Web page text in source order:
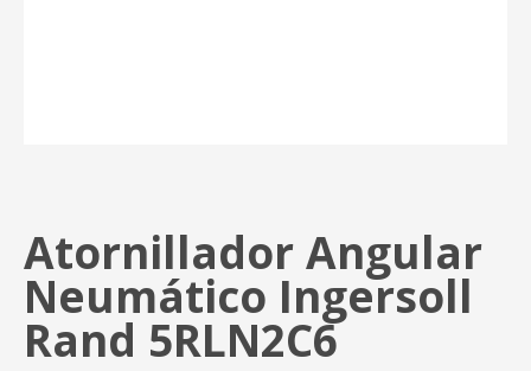
Atornillador Angular
Neumático Ingersoll
Rand 5RLN2C6